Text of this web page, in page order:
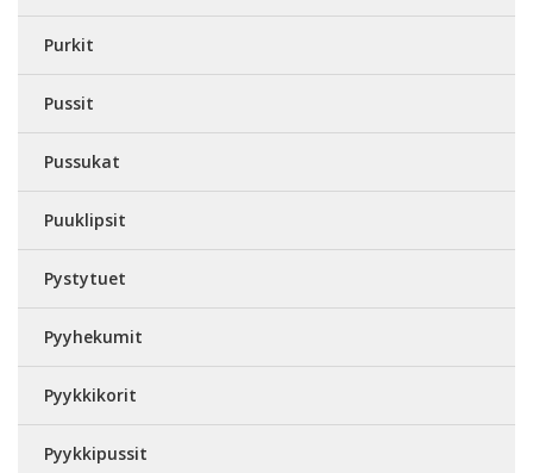
Purkit
Pussit
Pussukat
Puuklipsit
Pystytuet
Pyyhekumit
Pyykkikorit
Pyykkipussit